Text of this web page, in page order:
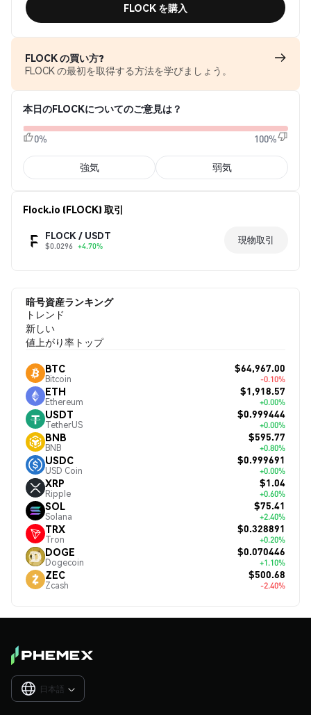
FLOCK を購入
FLOCK の買い方?
FLOCK の最初を取得する方法を学びましょう。
本日のFLOCKについてのご意見は？
0% 100%
強気 弱気
Flock.io (FLOCK) 取引
FLOCK / USDT
$0.0296 +4.70%
現物取引
暗号資産ランキング
トレンド
新しい
値上がり率トップ
BTC
Bitcoin
$64,967.00
-0.10%
ETH
Ethereum
$1,918.57
+0.00%
USDT
TetherUS
$0.999444
+0.00%
BNB
BNB
$595.77
+0.80%
USDC
USD Coin
$0.999691
+0.00%
XRP
Ripple
$1.04
+0.60%
SOL
Solana
$75.41
+2.40%
TRX
Tron
$0.328891
+0.20%
DOGE
Dogecoin
$0.070446
+1.10%
ZEC
Zcash
$500.68
-2.40%
日本語 